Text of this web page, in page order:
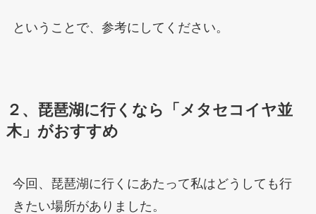
ということで、参考にしてください。
２、琵琶湖に行くなら「メタセコイヤ並
木」がおすすめ
今回、琵琶湖に行くにあたって私はどうしても行
きたい場所がありました。